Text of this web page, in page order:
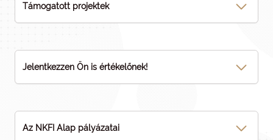
Támogatott projektek
Jelentkezzen Ön is értékelőnek!
Az NKFI Alap pályázatai